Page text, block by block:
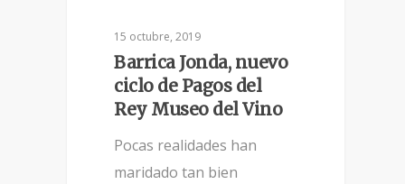
15 octubre, 2019
Barrica Jonda, nuevo
ciclo de Pagos del
Rey Museo del Vino
Pocas realidades han
maridado tan bien